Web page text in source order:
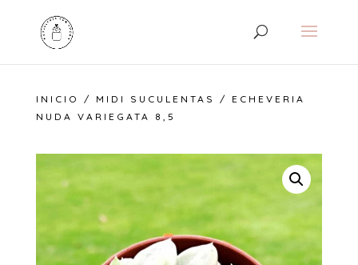
INICIO / MIDI SUCULENTAS
/ ECHEVERIA
NUDA VARIEGATA 8,5